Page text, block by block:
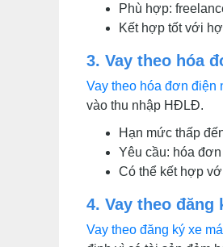
Phù hợp:
Kết hợp tốt với
3. Vay theo hóa
Vay theo hóa đơn điện
vào thu nhập HĐLĐ.
Hạn mức thấp
Yêu cầu: hóa
Có thể kết hợp
4. Vay theo
Vay theo đăng ký xe